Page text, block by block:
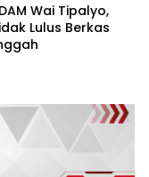
Wai Tipalyo,
Lulus Berkas